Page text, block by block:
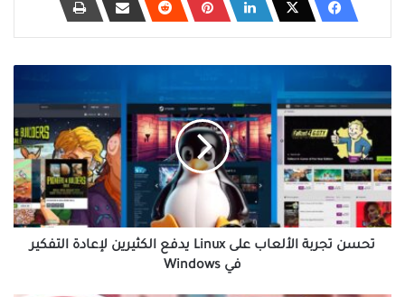
تجربة
الألعاب
Linux
يدفع
الكثيرين
لإعادة
التفكير
تحسن تجربة الألعاب على Linux يدفع الكثيرين لإعادة التفكير
في Windows